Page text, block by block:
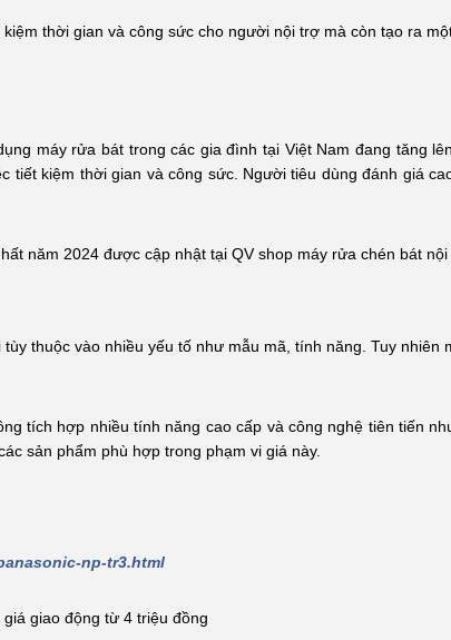
thời gian và công sức cho người nội trợ mà còn tạo ra
máy rửa bát trong các gia đình tại Việt Nam đang tăng
tiết kiệm thời gian và công sức. Người tiêu dùng đánh giá
năm 2024 được cập nhật tại QV shop máy rửa chén bát nội
tùy thuộc vào nhiều yếu tố như mẫu mã, tính năng. Tuy nhiên
tích hợp nhiều tính năng cao cấp và công nghệ tiên tiến
sản phẩm phù hợp trong phạm vi giá này.
np-tr3.html
giao động từ 4 triệu đồng